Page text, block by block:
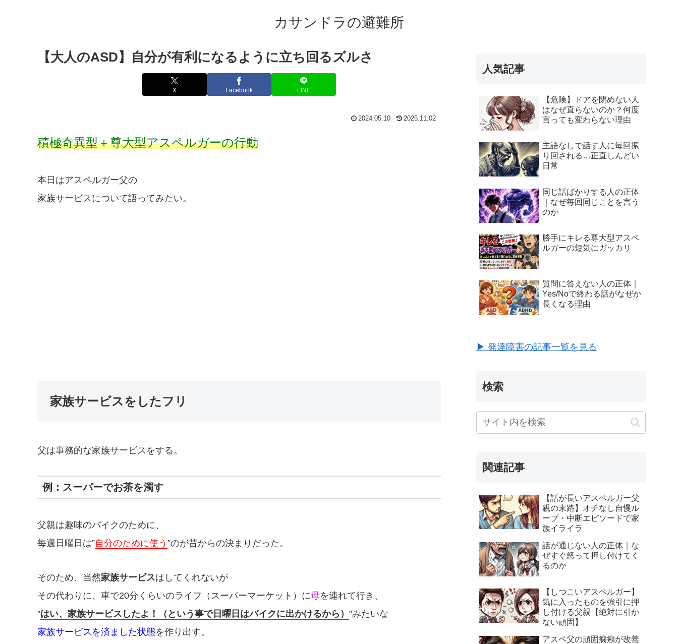
カサンドラの避難所
【大人のASD】自分が有利になるように立ち回るズルさ
X Facebook LINE
2024.05.10 2025.11.02
積極奇異型＋尊大型アスペルガーの行動
本日はアスペルガー父の
家族サービスについて語ってみたい。
家族サービスをしたフリ
父は事務的な家族サービスをする。
例：スーパーでお茶を濁す
父親は趣味のバイクのために、
毎週日曜日は”自分のために使う ”のが昔からの決まりだった。
そのため、当然家族サービスはしてくれないが
その代わりに、車で20分くらいのライフ（スーパーマーケット）に母を連れて行き、
”はい、家族サービスしたよ！（という事で日曜日はバイクに出かけるから） ”みたいな
家族サービスを済ました状態を作り出す。
人気記事
【危険】ドアを閉めない人
はなぜ直らないのか？何度
言っても変わらない理由
主語なしで話す人に毎回振
り回される…正直しんどい
日常
同じ話ばかりする人の正体
｜なぜ毎回同じことを言う
のか
勝手にキレる尊大型アスペ
ルガーの短気にガッカリ
質問に答えない人の正体｜
Yes/Noで終わる話がなぜか
長くなる理由
▶ 発達障害の記事一覧を見る
検索
関連記事
【話が長いアスペルガー父
親の末路】オチなし自慢ル
ープ・中断エピソードで家
族イライラ
話が通じない人の正体｜な
ぜすぐ怒って押し付けてく
るのか
【しつこいアスペルガー】
気に入ったものを強引に押
し付ける父親【絶対に引か
ない頑固】
アスペ父の頑固癇癪が改善